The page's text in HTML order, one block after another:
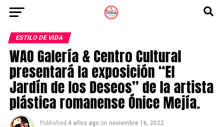
ESTILO DE VIDA
WAO Galería & Centro Cultural
presentará la exposición “El
Jardín de los Deseos” de la artista
plástica romanense Ónice Mejía.
Published 4 años ago on noviembre 16, 2022